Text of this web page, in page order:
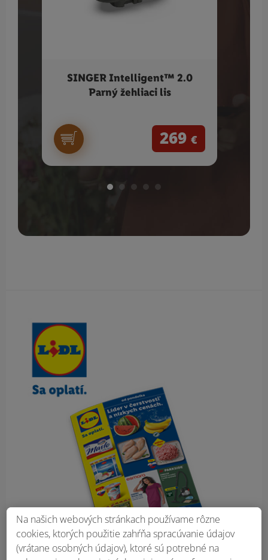
SINGER Intelligent™ 2.0
Parný žehliaci lis
269 €
Na našich webových stránkach používame rôzne
cookies, ktorých použitie zahŕňa spracúvanie údajov
(vrátane osobných údajov), ktoré sú potrebné na